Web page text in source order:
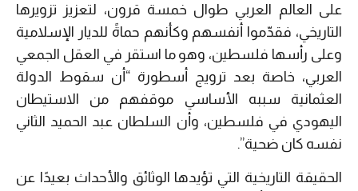
على العالم العربي طوال خمسة قرون، لتعزيز تزويرها
التاريخي، فقدّموا أنفسهم وكأنهم حماةً للديار الإسلامية
وعلى رأسها فلسطين، وهو ما استقر في العقل الجمعي
العربي، خاصة بعد ترويج أسطورة “أن سقوط الدولة
العثمانية سببه الأساسي موقفهم من الاستيطان
اليهودي في فلسطين، وأن السلطان عبد الحميد الثاني
نفسه كان ضحية”.
الحقيقة التاريخية التي تؤيدها الوثائق والأحداث بعيدًا عن